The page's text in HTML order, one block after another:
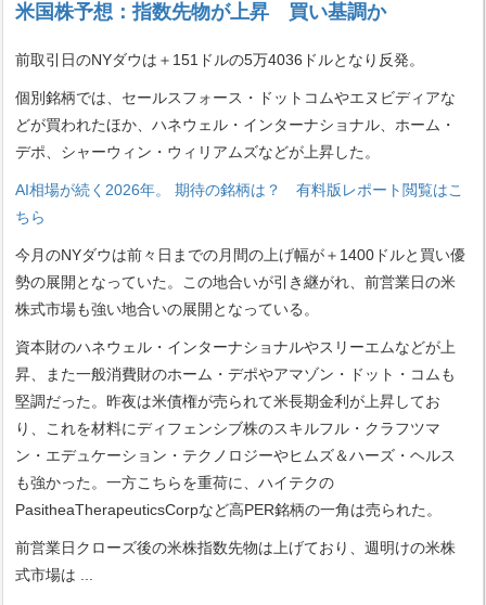
米国株予想：指数先物が上昇 買い基調か
前取引日のNYダウは＋151ドルの5万4036ドルとなり反発。
個別銘柄では、セールスフォース・ドットコムやエヌビディアな
どが買われたほか、ハネウェル・インターナショナル、ホーム・
デポ、シャーウィン・ウィリアムズなどが上昇した。
AI相場が続く2026年。 期待の銘柄は？ 有料版レポート閲覧はこ
ちら
今月のNYダウは前々日までの月間の上げ幅が＋1400ドルと買い優
勢の展開となっていた。この地合いが引き継がれ、前営業日の米
株式市場も強い地合いの展開となっている。
資本財のハネウェル・インターナショナルやスリーエムなどが上
昇、また一般消費財のホーム・デポやアマゾン・ドット・コムも
堅調だった。昨夜は米債権が売られて米長期金利が上昇してお
り、これを材料にディフェンシブ株のスキルフル・クラフツマ
ン・エデュケーション・テクノロジーやヒムズ＆ハーズ・ヘルス
も強かった。一方こちらを重荷に、ハイテクの
PasitheaTherapeuticsCorpなど高PER銘柄の一角は売られた。
前営業日クローズ後の米株指数先物は上げており、週明けの米株
式市場は ...